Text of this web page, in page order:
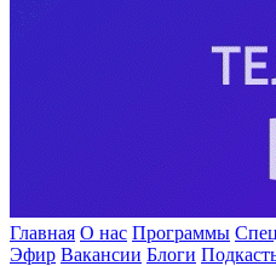
Главная О нас Программы
Эфир Вакансии Блоги